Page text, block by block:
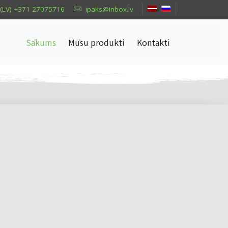
(LV) +371 27075716 ipaks@inbox.lv
Sākums Mūsu produkti Kontakti